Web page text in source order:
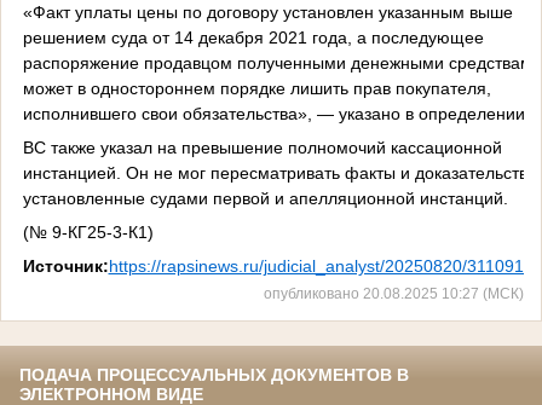
«Факт уплаты цены по договору установлен указанным выше
решением суда от 14 декабря 2021 года, а последующее
распоряжение продавцом полученными денежными
может в одностороннем порядке лишить прав покупателя,
исполнившего свои обязательства», — указано в определении.
ВС также указал на превышение полномочий кассационной
инстанцией. Он не мог пересматривать факты и доказательства,
установленные судами первой и апелляционной инстанций.
(№ 9-КГ25-3-К1)
Источник:https://rapsinews.ru/judicial_analyst/20250820/
опубликовано 20.08.2025 10:27 (МСК)
ПОДАЧА ПРОЦЕССУАЛЬНЫХ ДОКУМЕНТОВ В
ЭЛЕКТРОННОМ ВИДЕ